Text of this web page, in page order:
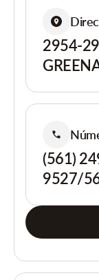
2954-
(561)
9527/